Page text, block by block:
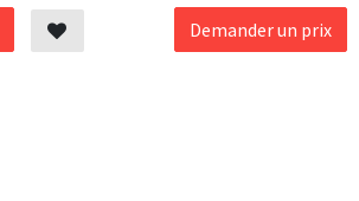
Demander un prix